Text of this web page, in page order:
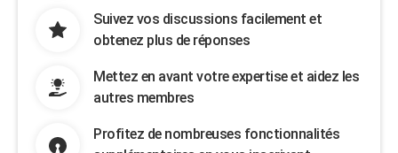
Suivez vos discussions facilement et
obtenez plus de réponses
Mettez en avant votre expertise et aidez les
autres membres
Profitez de nombreuses fonctionnalités